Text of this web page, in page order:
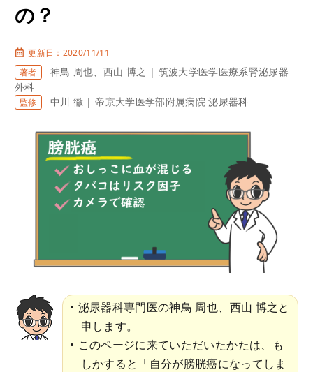
の？
更新日：2020/11/11
著者
神鳥 周也、西山 博之 | 筑波大学医学医療系腎泌尿器
外科
監修 中川 徹 | 帝京大学医学部附属病院 泌尿器科
泌尿器科専門医の神鳥 周也、西山 博之と
申します。
このページに来ていただいたかたは、も
しかすると「自分が膀胱癌になってしま